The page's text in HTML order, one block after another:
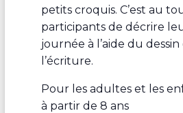
petits croquis. C’est au
participants de décrire
journée à l’aide du
l’écriture.
Pour les adultes et les
à partir de 8 ans